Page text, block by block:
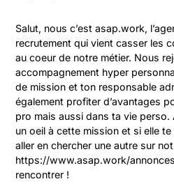
Salut, nous c’est asap.work,
recrutement qui vient casser les
au coeur de notre métier. Nous
accompagnement hyper
de mission et ton responsable
également profiter d’avantages
pro mais aussi dans ta vie
un oeil à cette mission et si elle
aller en chercher une autre sur
https://www.asap.work/
rencontrer !